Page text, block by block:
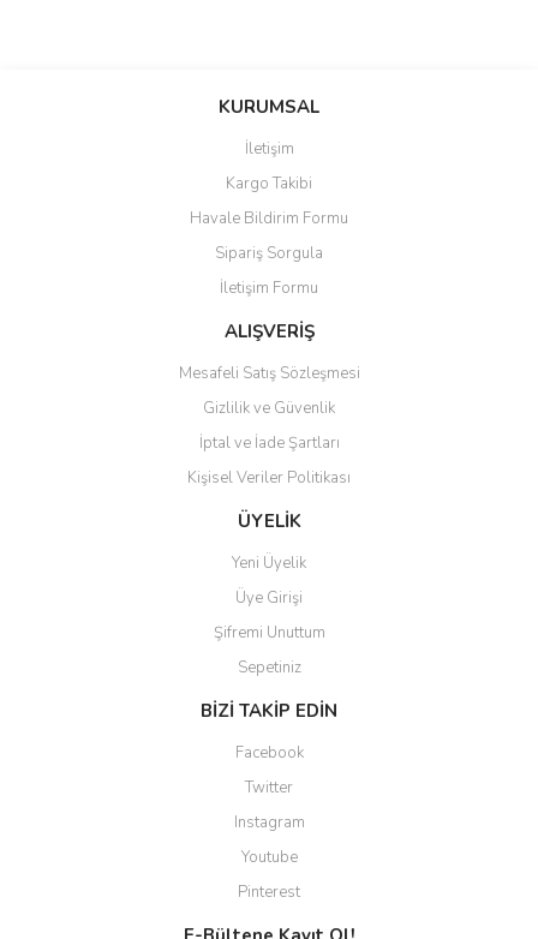
Bu ürüne ilk yorumu siz yapın!
Ürün resmi kalitesiz, bozuk veya görüntülenemiyor.
Ürün açıklamasında eksik bilgiler bulunuyor.
Ürün bilgilerinde hatalar bulunuyor.
Ürün fiyatı diğer sitelerden daha pahalı.
Bu ürüne benzer farklı alternatifler olmalı.
Gönder
KURUMSAL
İletişim
Kargo Takibi
Havale Bildirim Formu
Sipariş Sorgula
İletişim Formu
ALIŞVERİŞ
Mesafeli Satış Sözleşmesi
Gizlilik ve Güvenlik
İptal ve İade Şartları
Kişisel Veriler Politikası
ÜYELİK
Yeni Üyelik
Üye Girişi
Şifremi Unuttum
Sepetiniz
BİZİ TAKİP EDİN
Facebook
Twitter
Instagram
Youtube
Pinterest